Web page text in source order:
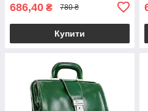
686,40 ₴ 780 ₴
Купити